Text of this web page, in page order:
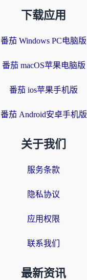
下载应用
番茄 Windows PC电脑版
番茄 macOS苹果电脑版
番茄 ios苹果手机版
番茄 Android安卓手机版
关于我们
服务条款
隐私协议
应用权限
联系我们
最新资讯